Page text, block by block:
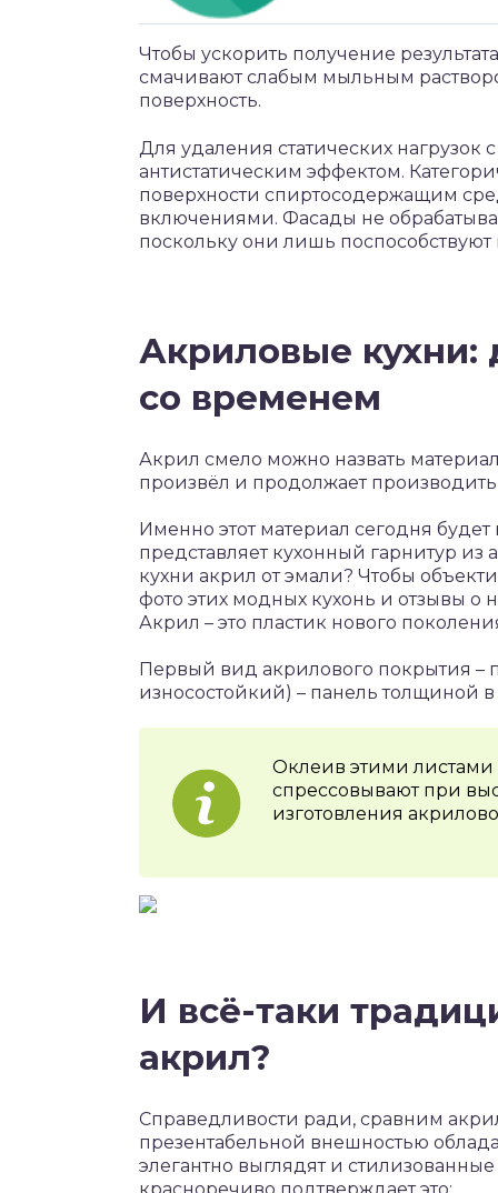
Чтобы ускорить получение
смачивают слабым мыльным
поверхность.
Для удаления статических
антистатическим эффектом.
поверхности спиртосодержащим
включениями. Фасады не
поскольку они лишь
Акриловые кухни:
со временем
Акрил смело можно назвать
произвёл и продолжает
Именно этот материал сегодня
представляет кухонный гарнитур
кухни акрил от эмали? Чтобы
фото этих модных кухонь и отзывы о
Акрил – это пластик нового
Первый вид акрилового покрытия –
износостойкий) – панель толщиной
Оклеив этими
спрессовывают при
изготовления
И всё-таки
акрил?
Справедливости ради, сравним
презентабельной внешностью
элегантно выглядят и